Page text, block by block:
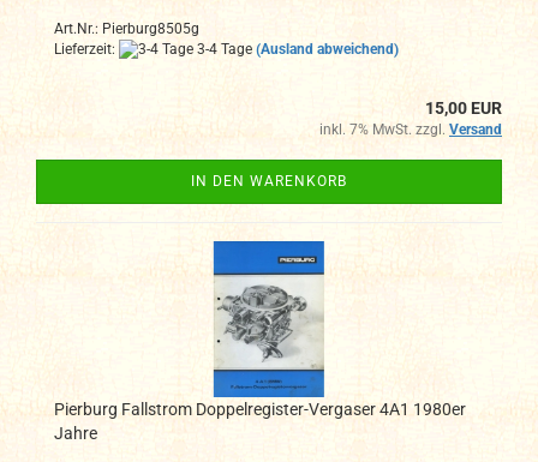
Art.Nr.: Pierburg8505g
Lieferzeit:
3-4 Tage (Ausland abweichend)
15,00 EUR
inkl. 7% MwSt. zzgl. Versand
IN DEN WARENKORB
Pierburg Fallstrom Doppelregister-Vergaser 4A1 1980er
Jahre